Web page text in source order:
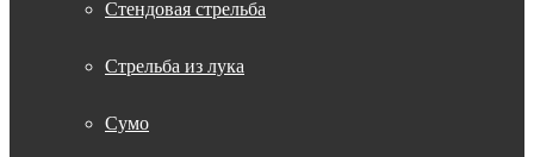
Стендовая стрельба
Стрельба из лука
Сумо